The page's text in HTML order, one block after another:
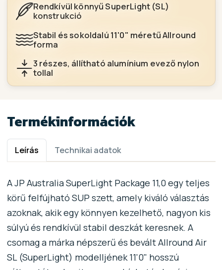
Rendkívül könnyű SuperLight (SL)
konstrukció
Stabil és sokoldalú 11'0" méretű Allround
forma
3 részes, állítható alumínium evező nylon
tollal
Termékinformációk
Leírás Technikai adatok
A JP Australia SuperLight Package 11,0 egy teljes
körű felfújható SUP szett, amely kiváló választás
azoknak, akik egy könnyen kezelhető, nagyon kis
súlyú és rendkívül stabil deszkát keresnek. A
csomag a márka népszerű és bevált Allround Air
SL (SuperLight) modelljének 11'0" hosszú